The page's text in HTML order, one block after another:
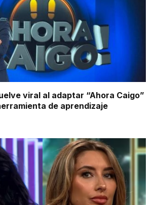
viral al adaptar “Ahora Caigo”
de aprendizaje